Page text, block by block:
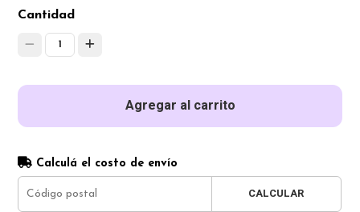
Cantidad
1
Agregar al carrito
Calculá el costo de envío
CALCULAR